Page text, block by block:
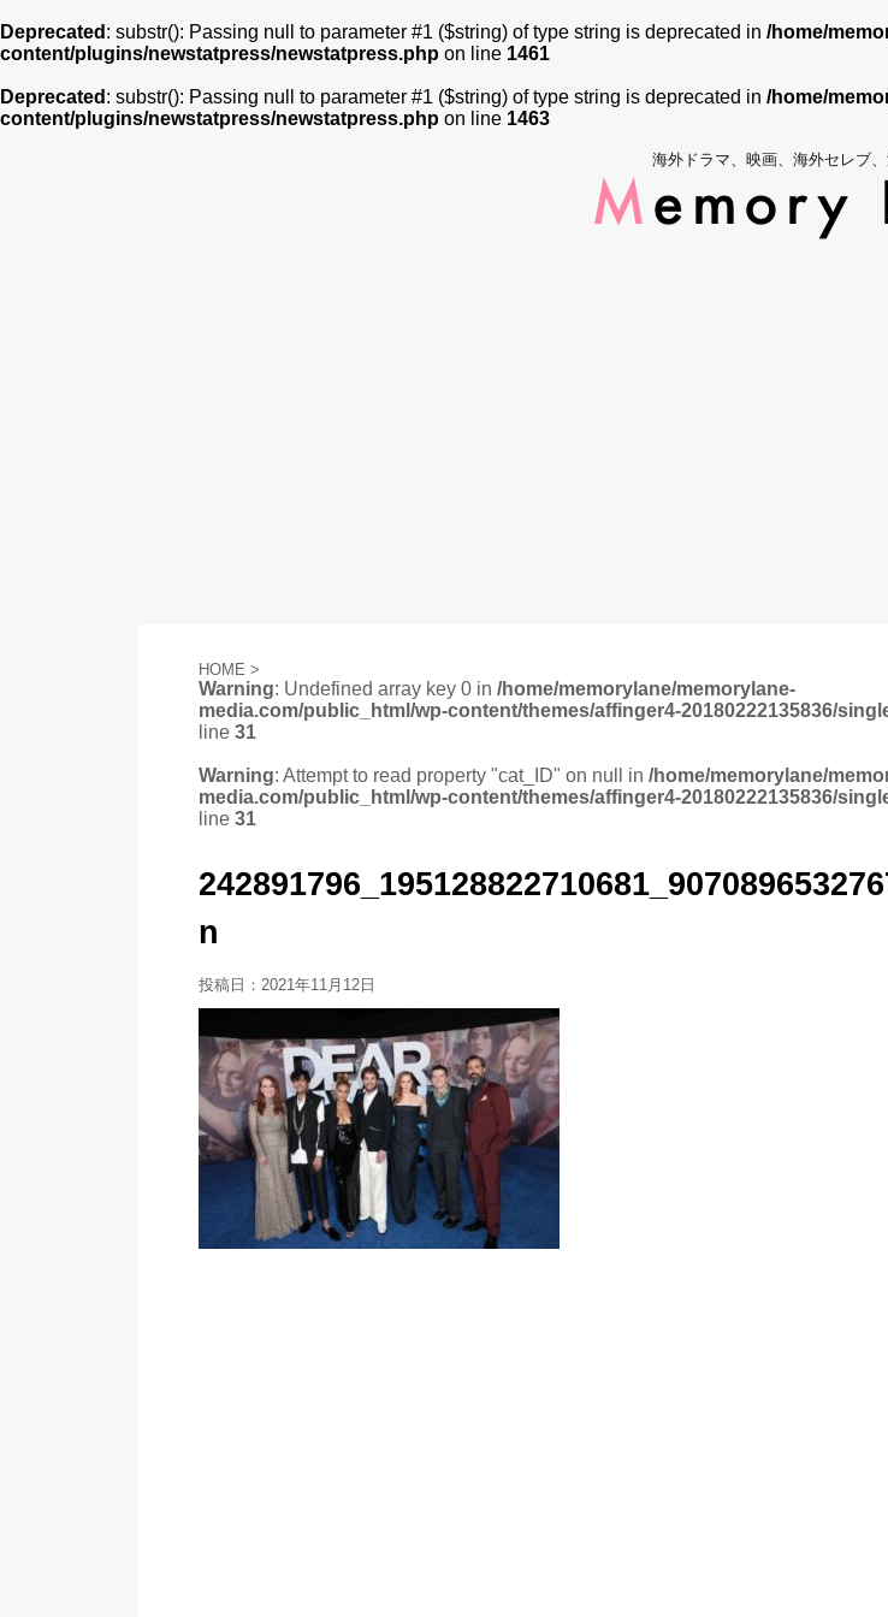
Deprecated : substr(): Passing null to parameter #1 ($string) of type string is deprecated in /home/
content/plugins/newstatpress/newstatpress.php on line 1461
Deprecated : substr(): Passing null to parameter #1 ($string) of type string is deprecated in /home/
content/plugins/newstatpress/newstatpress.php on line 1463
海外ドラマ、映画、海外セレブ
HOME >
Warning: Undefined array key 0 in /home/memorylane/memorylane-
media.com/public_html/wp-content/themes/affinger4-20180222135836/
line 31
Warning: Attempt to read property "cat_ID" on null in /home/memorylane/
media.com/public_html/wp-content/themes/affinger4-20180222135836/
line 31
n
投稿日： 2021年11月12日